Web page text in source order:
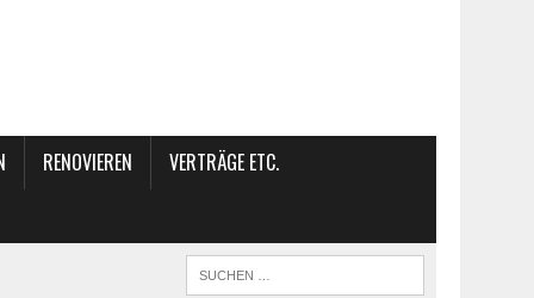
RENOVIEREN VERTRÄGE ETC.